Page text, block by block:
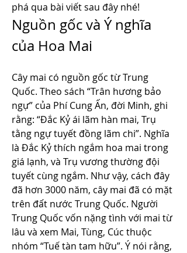
phá qua bài viết sau đây nhé!
Nguồn gốc và Ý nghĩa
của Hoa Mai
Cây mai có nguồn gốc từ Trung
Quốc. Theo sách “Trân hương bảo
ngự” của Phí Cung Ấn, đời Minh, ghi
rằng: “Đắc Kỷ ái lãm hàn mai, Trụ
tằng ngự tuyết đồng lãm chi”. Nghĩa
là Đắc Kỷ thích ngắm hoa mai trong
giá lạnh, và Trụ vương thường đội
tuyết cùng ngắm. Như vậy, cách đây
đã hơn 3000 năm, cây mai đã có mặt
trên đất nước Trung Quốc. Người
Trung Quốc vốn nặng tình với mai từ
lâu và xem Mai, Tùng, Cúc thuộc
nhóm “Tuế tàn tam hữu”. Ý nói rằng,